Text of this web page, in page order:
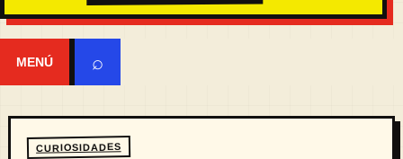
MENÚ ⌕
CURIOSIDADES